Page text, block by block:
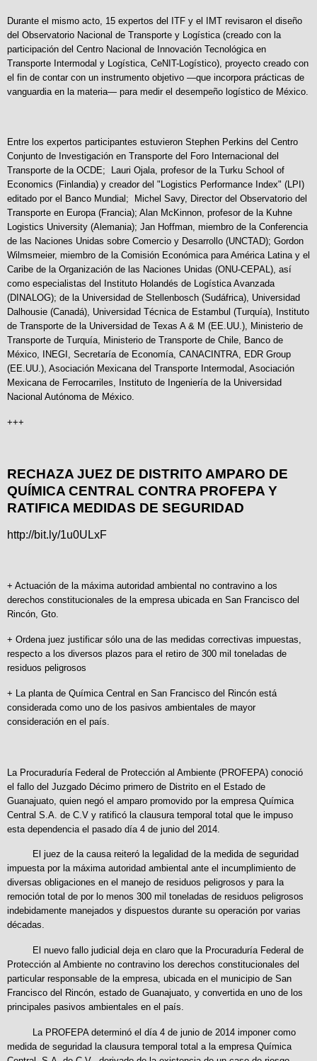
Durante el mismo acto, 15 expertos del ITF y el IMT revisaron el diseño
del Observatorio Nacional de Transporte y Logística (creado con la
participación del Centro Nacional de Innovación Tecnológica en
Transporte Intermodal y Logística, CeNIT-Logístico), proyecto creado con
el fin de contar con un instrumento objetivo —que incorpora prácticas de
vanguardia en la materia— para medir el desempeño logístico de México.
Entre los expertos participantes estuvieron Stephen Perkins del Centro
Conjunto de Investigación en Transporte del Foro Internacional del
Transporte de la OCDE; Lauri Ojala, profesor de la Turku School of
Economics (Finlandia) y creador del "Logistics Performance Index" (LPI)
editado por el Banco Mundial; Michel Savy, Director del Observatorio del
Transporte en Europa (Francia); Alan McKinnon, profesor de la Kuhne
Logistics University (Alemania); Jan Hoffman, miembro de la Conferencia
de las Naciones Unidas sobre Comercio y Desarrollo (UNCTAD); Gordon
Wilmsmeier, miembro de la Comisión Económica para América Latina y el
Caribe de la Organización de las Naciones Unidas (ONU-CEPAL), así
como especialistas del Instituto Holandés de Logística Avanzada
(DINALOG); de la Universidad de Stellenbosch (Sudáfrica), Universidad
Dalhousie (Canadá), Universidad Técnica de Estambul (Turquía), Instituto
de Transporte de la Universidad de Texas A & M (EE.UU.), Ministerio de
Transporte de Turquía, Ministerio de Transporte de Chile, Banco de
México, INEGI, Secretaría de Economía, CANACINTRA, EDR Group
(EE.UU.), Asociación Mexicana del Transporte Intermodal, Asociación
Mexicana de Ferrocarriles, Instituto de Ingeniería de la Universidad
Nacional Autónoma de México.
+++
RECHAZA JUEZ DE DISTRITO AMPARO DE
QUÍMICA CENTRAL CONTRA PROFEPA Y
RATIFICA MEDIDAS DE SEGURIDAD
http://bit.ly/1u0ULxF
+ Actuación de la máxima autoridad ambiental no contravino a los
derechos constitucionales de la empresa ubicada en San Francisco del
Rincón, Gto.
+ Ordena juez justificar sólo una de las medidas correctivas impuestas,
respecto a los diversos plazos para el retiro de 300 mil toneladas de
residuos peligrosos
+ La planta de Química Central en San Francisco del Rincón está
considerada como uno de los pasivos ambientales de mayor
consideración en el país.
La Procuraduría Federal de Protección al Ambiente (PROFEPA) conoció
el fallo del Juzgado Décimo primero de Distrito en el Estado de
Guanajuato, quien negó el amparo promovido por la empresa Química
Central S.A. de C.V y ratificó la clausura temporal total que le impuso
esta dependencia el pasado día 4 de junio del 2014.
El juez de la causa reiteró la legalidad de la medida de seguridad
impuesta por la máxima autoridad ambiental ante el incumplimiento de
diversas obligaciones en el manejo de residuos peligrosos y para la
remoción total de por lo menos 300 mil toneladas de residuos peligrosos
indebidamente manejados y dispuestos durante su operación por varias
décadas.
El nuevo fallo judicial deja en claro que la Procuraduría Federal de
Protección al Ambiente no contravino los derechos constitucionales del
particular responsable de la empresa, ubicada en el municipio de San
Francisco del Rincón, estado de Guanajuato, y convertida en uno de los
principales pasivos ambientales en el país.
La PROFEPA determinó el día 4 de junio de 2014 imponer como
medida de seguridad la clausura temporal total a la empresa Química